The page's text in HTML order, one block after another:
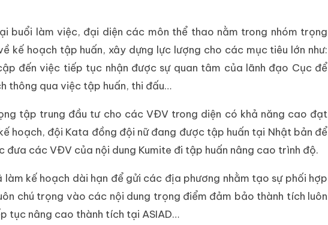
buổi làm việc, đại diện các môn thể thao nằm trong nhóm trọng
kế hoạch tập huấn, xây dựng lực lượng cho các mục tiêu lớn như:
đến việc tiếp tục nhận được sự quan tâm của lãnh đạo Cục để
thông qua việc tập huấn, thi đấu…
tập trung đầu tư cho các VĐV trong diện có khả năng cao đạt
hoạch, đội Kata đồng đội nữ đang được tập huấn tại Nhật bản để
đưa các VĐV của nội dung Kumite đi tập huấn nâng cao trình độ.
kế hoạch dài hạn để gửi các địa phương nhằm tạo sự phối hợp
chú trọng vào các nội dung trọng điểm đảm bảo thành tích luôn
tục nâng cao thành tích tại ASIAD…